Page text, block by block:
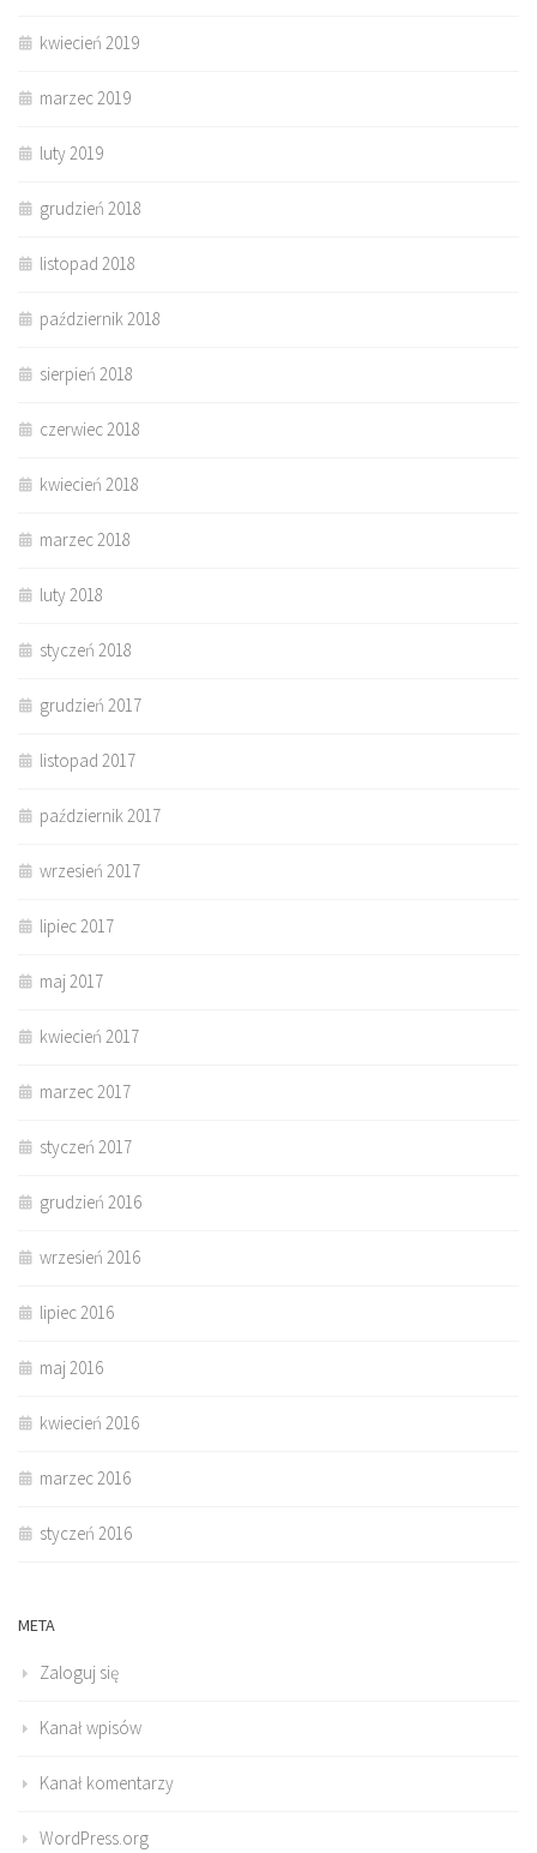
kwiecień 2019
marzec 2019
luty 2019
grudzień 2018
listopad 2018
październik 2018
sierpień 2018
czerwiec 2018
kwiecień 2018
marzec 2018
luty 2018
styczeń 2018
grudzień 2017
listopad 2017
październik 2017
wrzesień 2017
lipiec 2017
maj 2017
kwiecień 2017
marzec 2017
styczeń 2017
grudzień 2016
wrzesień 2016
lipiec 2016
maj 2016
kwiecień 2016
marzec 2016
styczeń 2016
META
Zaloguj się
Kanał wpisów
Kanał komentarzy
WordPress.org